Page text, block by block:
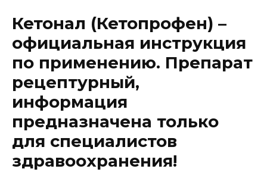
Кетонал (Кетопрофен) –
официальная инструкция
по применению. Препарат
рецептурный,
информация
предназначена только
для специалистов
здравоохранения!